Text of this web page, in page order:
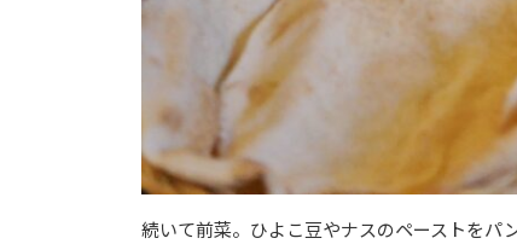
続いて前菜。ひよこ豆やナスのペーストをパ